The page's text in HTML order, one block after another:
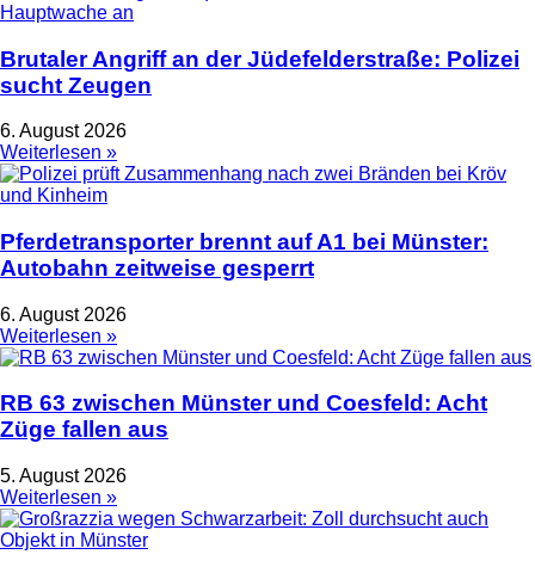
Brutaler Angriff an der Jüdefelderstraße: Polizei
sucht Zeugen
6. August 2026
Weiterlesen »
Pferdetransporter brennt auf A1 bei Münster:
Autobahn zeitweise gesperrt
6. August 2026
Weiterlesen »
RB 63 zwischen Münster und Coesfeld: Acht
Züge fallen aus
5. August 2026
Weiterlesen »